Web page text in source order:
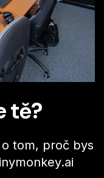
tě?
tom, proč bys